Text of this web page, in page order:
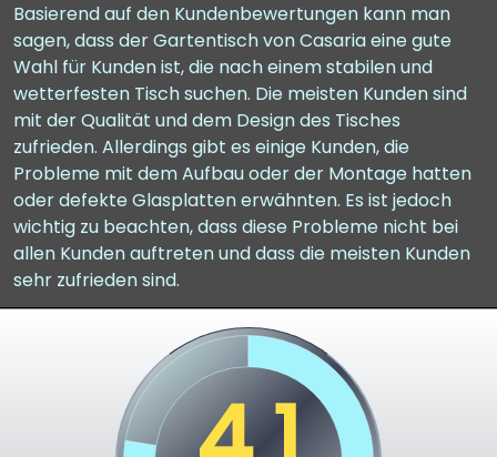
Basierend auf den Kundenbewertungen kann man
sagen, dass der Gartentisch von Casaria eine gute
Wahl für Kunden ist, die nach einem stabilen und
wetterfesten Tisch suchen. Die meisten Kunden sind
mit der Qualität und dem Design des Tisches
zufrieden. Allerdings gibt es einige Kunden, die
Probleme mit dem Aufbau oder der Montage hatten
oder defekte Glasplatten erwähnten. Es ist jedoch
wichtig zu beachten, dass diese Probleme nicht bei
allen Kunden auftreten und dass die meisten Kunden
sehr zufrieden sind.